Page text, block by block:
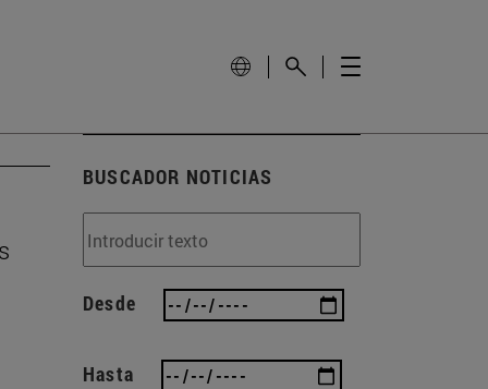
BUSCADOR NOTICIAS
Desde
Hasta